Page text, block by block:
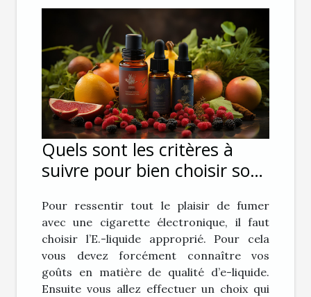
Quels sont les critères à
suivre pour bien choisir son
électronique ?
Pour ressentir tout le plaisir de fumer
avec une cigarette électronique, il faut
choisir l’E.-liquide approprié. Pour cela
vous devez forcément connaître vos
goûts en matière de qualité d’e-liquide.
Ensuite vous allez effectuer un choix qui